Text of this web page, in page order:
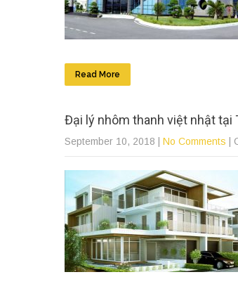
Read More
Đại lý nhôm thanh việt nhật tại
September 10, 2018 No Comments